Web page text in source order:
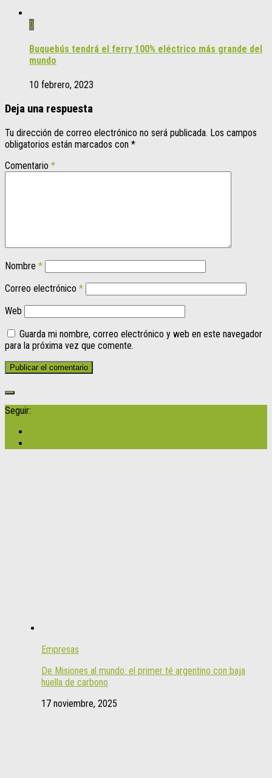
0
Buquebús tendrá el ferry 100% eléctrico más grande del
mundo
10 febrero, 2023
Deja una respuesta
Tu dirección de correo electrónico no será publicada. Los campos
obligatorios están marcados con *
Comentario *
Nombre *
Correo electrónico *
Web
Guarda mi nombre, correo electrónico y web en este navegador
para la próxima vez que comente.
Seguir:
Empresas
De Misiones al mundo: el primer té argentino con baja
huella de carbono
17 noviembre, 2025